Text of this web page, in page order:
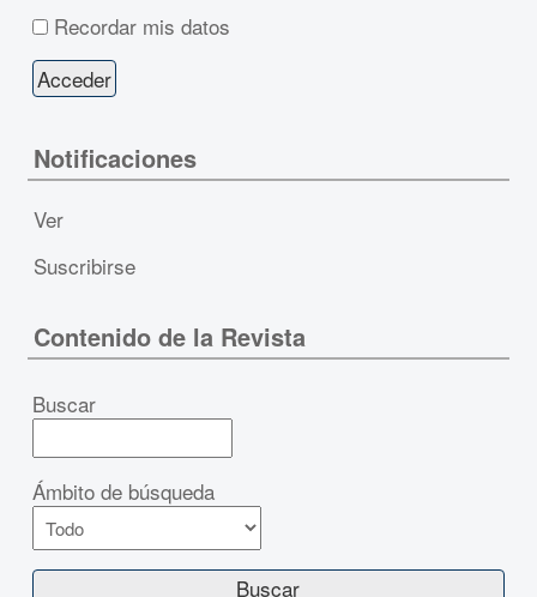
Recordar mis datos
Notificaciones
Ver
Suscribirse
Contenido de la Revista
Buscar
Ámbito de búsqueda